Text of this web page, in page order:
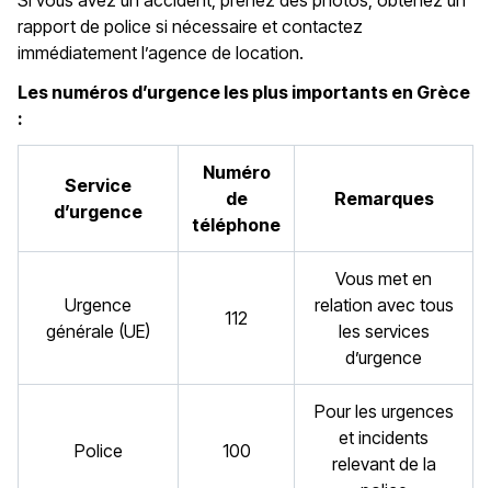
rapport de police si nécessaire et contactez
immédiatement l’agence de location.
Les numéros d’urgence les plus importants en Grèce
:
Service
d’urgence
Numéro
de
téléphone
Remarques
Urgence
générale (UE)
112
Vous met en
relation avec tous
les services
d’urgence
Police 100
Pour les urgences
et incidents
relevant de la